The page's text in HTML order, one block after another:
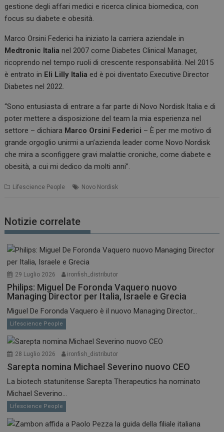
gestione degli affari medici e ricerca clinica biomedica, con
focus su diabete e obesità.
Marco Orsini Federici ha iniziato la carriera aziendale in
Medtronic Italia nel 2007 come Diabetes Clinical Manager,
ricoprendo nel tempo ruoli di crescente responsabilità. Nel 2015
è entrato in Eli Lilly Italia ed è poi diventato Executive Director
Diabetes nel 2022.
“Sono entusiasta di entrare a far parte di Novo Nordisk Italia e di
poter mettere a disposizione del team la mia esperienza nel
settore – dichiara Marco Orsini Federici – È per me motivo di
grande orgoglio unirmi a un’azienda leader come Novo Nordisk
che mira a sconfiggere gravi malattie croniche, come diabete e
obesità, a cui mi dedico da molti anni”.
Lifescience People Novo Nordisk
Notizie correlate
29 Luglio 2026 ironfish_distributor
Philips: Miguel De Foronda Vaquero nuovo
Managing Director per Italia, Israele e Grecia
Miguel De Foronda Vaquero è il nuovo Managing Director...
Lifescience People
28 Luglio 2026 ironfish_distributor
Sarepta nomina Michael Severino nuovo CEO
La biotech statunitense Sarepta Therapeutics ha nominato
Michael Severino...
Lifescience People